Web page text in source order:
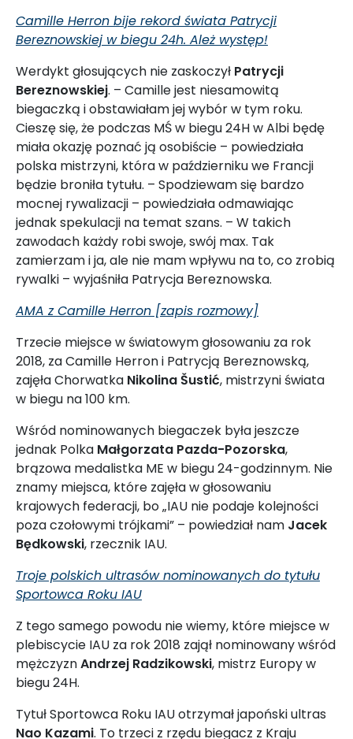
Camille Herron bije rekord świata Patrycji
Bereznowskiej w biegu 24h. Ależ występ!
Werdykt głosujących nie zaskoczył Patrycji
Bereznowskiej. – Camille jest niesamowitą
biegaczką i obstawiałam jej wybór w tym roku.
Cieszę się, że podczas MŚ w biegu 24H w Albi będę
miała okazję poznać ją osobiście – powiedziała
polska mistrzyni, która w październiku we Francji
będzie broniła tytułu. – Spodziewam się bardzo
mocnej rywalizacji – powiedziała odmawiając
jednak spekulacji na temat szans. – W takich
zawodach każdy robi swoje, swój max. Tak
zamierzam i ja, ale nie mam wpływu na to, co zrobią
rywalki – wyjaśniła Patrycja Bereznowska.
AMA z Camille Herron [zapis rozmowy]
Trzecie miejsce w światowym głosowaniu za rok
2018, za Camille Herron i Patrycją Bereznowską,
zajęła Chorwatka Nikolina Šustić, mistrzyni świata
w biegu na 100 km.
Wśród nominowanych biegaczek była jeszcze
jednak Polka Małgorzata Pazda-Pozorska,
brązowa medalistka ME w biegu 24-godzinnym. Nie
znamy miejsca, które zajęła w głosowaniu
krajowych federacji, bo „IAU nie podaje kolejności
poza czołowymi trójkami” – powiedział nam Jacek
Będkowski, rzecznik IAU.
Troje polskich ultrasów nominowanych do tytułu
Sportowca Roku IAU
Z tego samego powodu nie wiemy, które miejsce w
plebiscycie IAU za rok 2018 zajął nominowany wśród
mężczyznAndrzej Radzikowski, mistrz Europy w
biegu 24H.
Tytuł Sportowca Roku IAU otrzymał japoński ultras
Nao Kazami. To trzeci z rzędu biegacz z Kraju